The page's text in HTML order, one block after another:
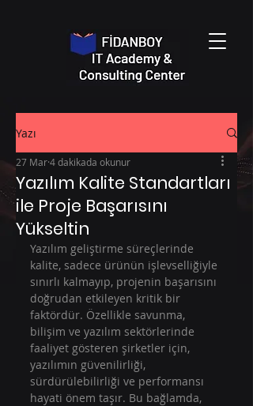
Yazı
Yazılım Kalite Standartları
ile Proje Başarısını
Yükseltin
27 Mar4 dakikada okunur
Yazılım geliştirme süreçlerinde
kalite, sadece ürünün işlevselliğiyle
sınırlı kalmayıp, projenin başarısını
doğrudan etkileyen kritik bir
faktördür. Özellikle savunma,
bilişim ve yazılım sektörlerinde
faaliyet gösteren şirketler için,
yazılımın güvenilirliği,
sürdürülebilirliği ve performansı
hayati önem taşır. Bu bağlamda,